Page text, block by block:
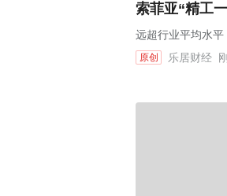
索菲亚“精工
远超行业平均水平
原创 乐居财经